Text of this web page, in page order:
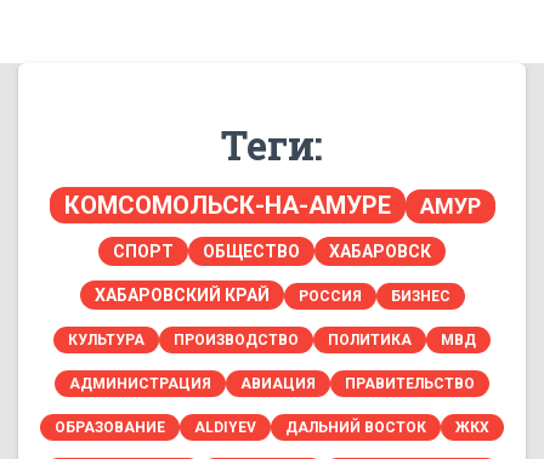
Теги:
КОМСОМОЛЬСК-НА-АМУРЕ АМУР
СПОРТ ОБЩЕСТВО ХАБАРОВСК
ХАБАРОВСКИЙ КРАЙ РОССИЯ БИЗНЕС
КУЛЬТУРА ПРОИЗВОДСТВО ПОЛИТИКА МВД
АДМИНИСТРАЦИЯ АВИАЦИЯ ПРАВИТЕЛЬСТВО
ОБРАЗОВАНИЕ ALDIYEV ДАЛЬНИЙ ВОСТОК ЖКХ